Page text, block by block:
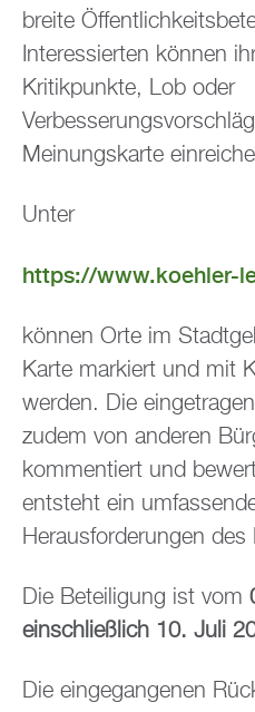
breite
Interessierten können
Kritikpunkte, Lob oder
Meinungskarte
Unter
https://www.koehler-
können Orte im
Karte markiert und mit
werden. Die
zudem von anderen
kommentiert und
entsteht ein
Herausforderungen
Die Beteiligung ist vom
einschließlich 10. Juli
Die eingegangenen